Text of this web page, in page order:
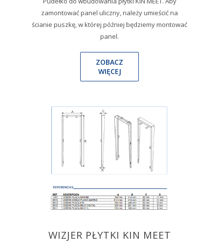
zamontować panel uliczny, należy umieścić na
ścianie puszkę, w której później będziemy montować
panel.
ZOBACZ
WIĘCEJ
WIZJER PŁYTKI KIN MEET